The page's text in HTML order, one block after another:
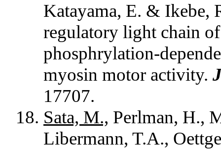
Katayama, E. & Ikebe,
regulatory light chain
phosphrylation-
myosin motor activity.
17707.
Sata, M., Perlman, H.,
Libermann, T.A.,